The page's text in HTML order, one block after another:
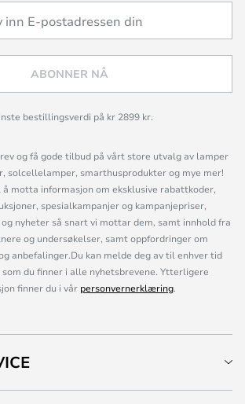
ABONNER NÅ
bestillingsverdi på kr 2899 kr.
og få gode tilbud på vårt store utvalg av lamper
solcellelamper, smarthusprodukter og mye mer!
motta informasjon om eksklusive rabattkoder,
spesialkampanjer og kampanjepriser,
nyheter så snart vi mottar dem, samt innhold fra
og undersøkelser, samt oppfordringer om
anbefalinger.Du kan melde deg av til enhver tid
du finner i alle nyhetsbrevene. Ytterligere
finner du i vår personvernerklæring.